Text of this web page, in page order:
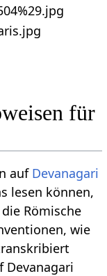
für
auf Devanagari
lesen können,
Römische
wie
Devanagari